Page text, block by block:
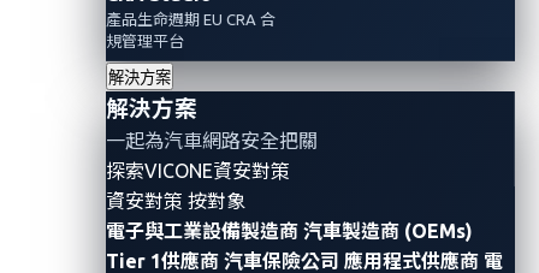
產品生命週期 EU CRA 合
規管理平台
解決方案
解決方案
一起為汽車網路安全把關
探索VICONE資安對策
資安對策 按對象
電子與工業設備製造商 汽車製造商 (OEMs)
Tier 1供應商 汽車保險公司 應用程式供應商 電